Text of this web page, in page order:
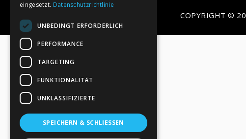
COPYRIGHT ©
eingesetzt. Datenschutzrichtlinie
UNBEDINGT ERFORDERLICH
PERFORMANCE
TARGETING
FUNKTIONALITÄT
UNKLASSIFIZIERTE
SPEICHERN & SCHLIESSEN